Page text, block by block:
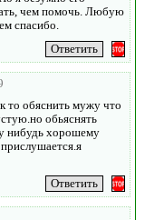
чем помочь. Любую
спасибо.
то обяснить мужу что
обьяснять
нибудь хорошему